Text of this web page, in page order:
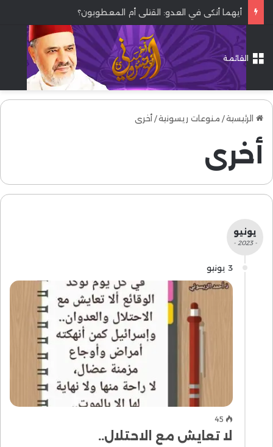
أيهما أنكى في العدو: القتلى أم المعطوبون؟
القائمة
الرئيسية/ منوعات ريسونية/ أخرى
أخرى
يونيو
- 2023 -
3 يونيو
45
لا تعايش مع الاحتلال..